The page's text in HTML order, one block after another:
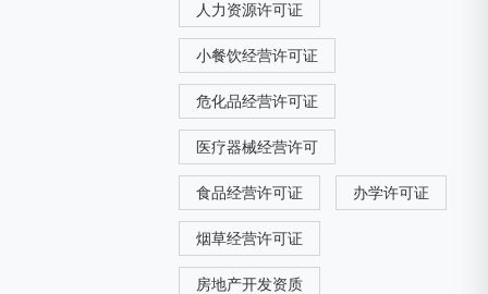
人力资源许可证
小餐饮经营许可证
危化品经营许可证
医疗器械经营许可
食品经营许可证 办学许可证
烟草经营许可证
房地产开发资质